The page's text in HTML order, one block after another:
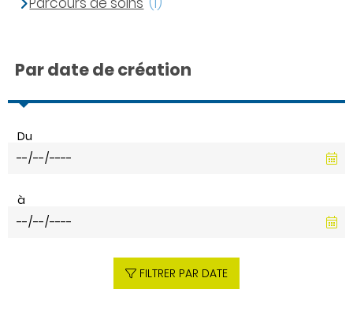
Par date de création
Du
à
FILTRER PAR DATE